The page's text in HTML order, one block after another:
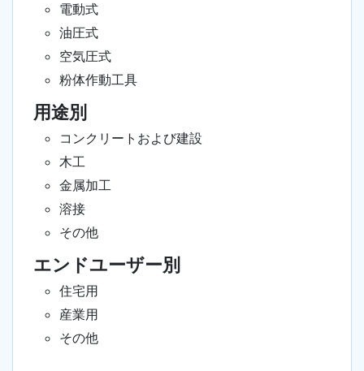
電動式
油圧式
空気圧式
粉体作動工具
用途別
コンクリートおよび建設
木工
金属加工
溶接
その他
エンドユーザー別
住宅用
産業用
その他